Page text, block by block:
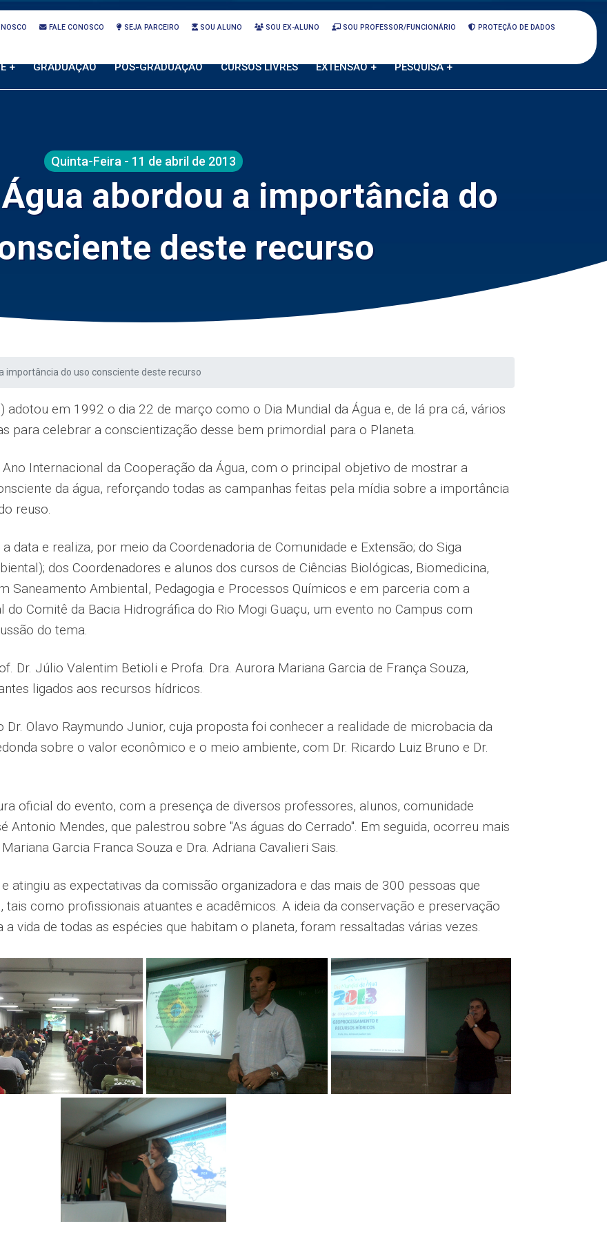
FALE CONOSCO SEJA PARCEIRO SOU ALUNO SOU EX-ALUNO SOU PROFESSOR/FUNCIONÁRIO PROTEÇÃO DE DADOS
+ GRADUAÇÃO PÓS-GRADUAÇÃO CURSOS LIVRES EXTENSÃO + PESQUISA +
Quinta-Feira - 11 de abril de 2013
abordou a importância do
deste recurso
importância do uso consciente deste recurso
adotou em 1992 o dia 22 de março como o Dia Mundial da Água e, de lá pra cá, vários
para celebrar a conscientização desse bem primordial para o Planeta.
Internacional da Cooperação da Água, com o principal objetivo de mostrar a
da água, reforçando todas as campanhas feitas pela mídia sobre a importância
reuso.
data e realiza, por meio da Coordenadoria de Comunidade e Extensão; do Siga
dos Coordenadores e alunos dos cursos de Ciências Biológicas, Biomedicina,
Saneamento Ambiental, Pedagogia e Processos Químicos e em parceria com a
do Comitê da Bacia Hidrográfica do Rio Mogi Guaçu, um evento no Campus com
do tema.
Dr. Júlio Valentim Betioli e Profa. Dra. Aurora Mariana Garcia de França Souza,
ligados aos recursos hídricos.
Olavo Raymundo Junior, cuja proposta foi conhecer a realidade de microbacia da
sobre o valor econômico e o meio ambiente, com Dr. Ricardo Luiz Bruno e Dr.
oficial do evento, com a presença de diversos professores, alunos, comunidade
Antonio Mendes, que palestrou sobre "As águas do Cerrado". Em seguida, ocorreu mais
Garcia Franca Souza e Dra. Adriana Cavalieri Sais.
atingiu as expectativas da comissão organizadora e das mais de 300 pessoas que
como profissionais atuantes e acadêmicos. A ideia da conservação e preservação
vida de todas as espécies que habitam o planeta, foram ressaltadas várias vezes.